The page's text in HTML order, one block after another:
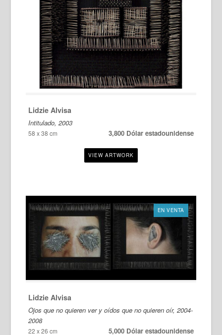
Lidzie Alvisa
Intitulado, 2003
58 x 38 cm 3,800 Dólar estadounidense
EN VENTA
Lidzie Alvisa
Ojos que no quieren ver y oídos que no quieren oír, 2004-
2008
22 x 26 cm 5,000 Dólar estadounidense